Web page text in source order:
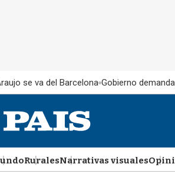
se va del Barcelona Gobierno
RuralesNarrativas visuales